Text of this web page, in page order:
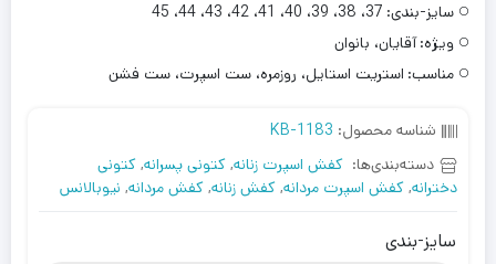
سایز-بندی: 37، 38، 39، 40، 41، 42، 43، 44، 45
ویژه: آقایان، بانوان
مناسب: استریت استایل، روزمره، ست اسپرت، ست فشن
شناسه محصول: KB-1183
دسته‌بندی‌ها: کفش اسپرت زنانه, کتونی پسرانه, کتونی
دخترانه, کفش اسپرت مردانه, کفش زنانه, کفش مردانه, نیوبالانس
سایز-بندی